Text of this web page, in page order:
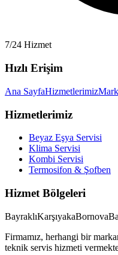
7/24 Hizmet
Hızlı Erişim
Ana SayfaHizmetlerimiz
Hizmetlerimiz
Beyaz Eşya Servisi
Klima Servisi
Kombi Servisi
Termosifon & Şofben
Hizmet Bölgeleri
BayraklıKarşıyakaBornova
Firmamız, herhangi bir
teknik servis hizmeti